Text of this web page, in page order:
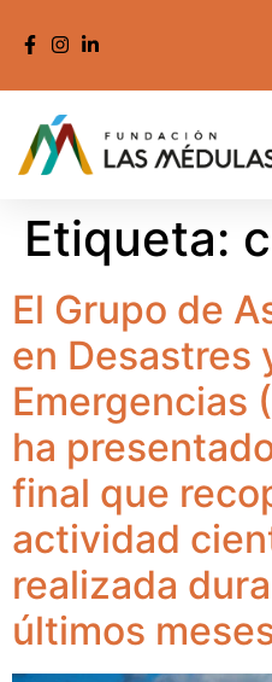
Etiqueta:
El Grupo de
en Desastres
Emergencias
ha
final que
actividad
realizada
últimos